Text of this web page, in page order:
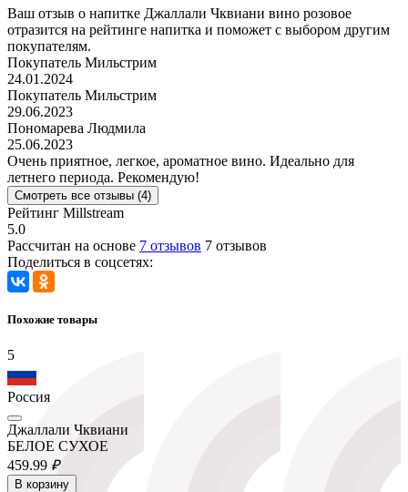
Ваш отзыв о напитке Джаллали Чквиани вино розовое
отразится на рейтинге напитка и поможет с выбором другим
покупателям.
Покупатель Мильстрим
24.01.2024
Покупатель Мильстрим
29.06.2023
Пономарева Людмила
25.06.2023
Очень приятное, легкое, ароматное вино. Идеально для
летнего периода. Рекомендую!
Смотреть все отзывы (4)
Рейтинг Millstream
5.0
Рассчитан на основе 7 отзывов 7 отзывов
Поделиться в соцсетях:
Похожие товары
5
Россия
Джаллали Чквиани
БЕЛОЕ СУХОЕ
459.99 ₽
В корзину